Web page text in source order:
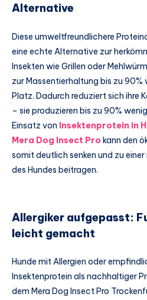
Alternative
Diese umweltfreundlichere
eine echte Alternative zur
Insekten wie Grillen oder
zur Massentierhaltung bis zu 90%
Platz. Dadurch reduziert sich ihre
– sie produzieren bis zu 90%
Einsatz von Insektenprotein in
Mera Dog Insect Pro kann den
somit deutlich senken und zu
des Hundes beitragen.
Allergiker aufgepasst:
leicht gemacht
Hunde mit Allergien oder
Insektenprotein als nachhaltiger
dem Mera Dog Insect Pro